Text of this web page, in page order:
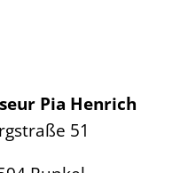
Pia Henrich
51